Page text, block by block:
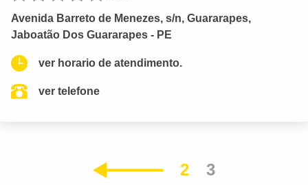
Avenida Barreto de Menezes, s/n, Guararapes,
Jaboatão Dos Guararapes - PE
ver horario de atendimento.
ver telefone
2 3